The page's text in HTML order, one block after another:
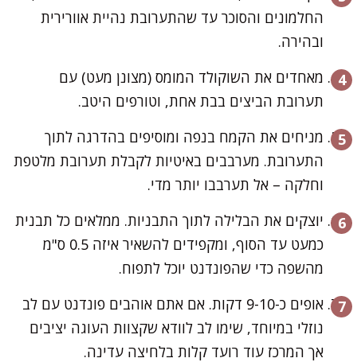
החלמונים והסוכר עד שהתערובת נהיית אוורירית
ובהירה.
מאחדים את השוקולד המומס (מצונן מעט) עם
תערובת הביצים בבת אחת, וטורפים היטב.
מניחים את הקמח בנפה ומוסיפים בהדרגה לתוך
התערובת. מערבבים באיטיות לקבלת תערובת מלטפת
וחלקה – אל תערבבו יותר מדי.
יוצקים את הבלילה לתוך התבניות. ממלאים כל תבנית
כמעט עד הסוף, ומקפידים להשאיר איזה 0.5 ס"מ
מהשפה כדי שהפונדנט יוכל לתפוח.
אופים כ-9-10 דקות. אם אתם אוהבים פונדנט עם לב
נוזלי במיוחד, שימו לב לוודא שקצוות העוגה יציבים
אך המרכז עוד רועד קלות בלחיצה עדינה.